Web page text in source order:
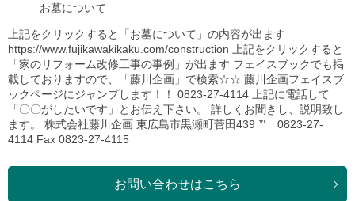
お墓について
上記をクリックすると「お墓について」の内容が出ます
https://www.fujikawakikaku.com/construction 上記をクリックすると
「家のリフォーム改修工事の事例」が出ます フェイスブックでも掲
載しておりますので、「藤川企画」で検索☆☆ 藤川企画フェイスブ
ックページにジャンプします！！ 0823-27-4114 上記に電話して
「〇〇がしたいです」とお伝え下さい。 詳しくお聞きし、説明致し
ます。 株式会社藤川企画 東広島市黒瀬町菅田439 ℡ 0823-27-
4114 Fax 0823-27-4115
お問い合わせはこちら